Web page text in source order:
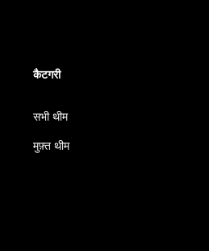
कैटगरी
सभी थीम
मुफ़्त थीम